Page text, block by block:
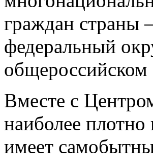
граждан страны
федеральный
Вместе с
наиболее
имеет